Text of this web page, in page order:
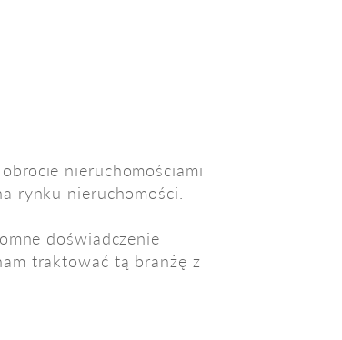
nieruchomościami
rynku nieruchomości.
doświadczenie
traktować tą branżę z